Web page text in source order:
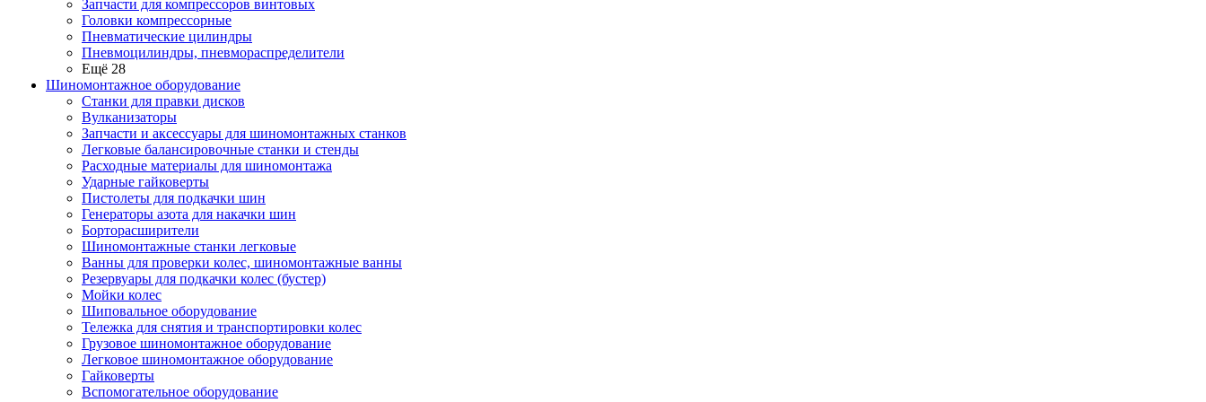
Запчасти для компрессоров винтовых
Головки компрессорные
Пневматические цилиндры
Пневмоцилиндры, пневмораспределители
Ещё 28
Шиномонтажное оборудование
Станки для правки дисков
Вулканизаторы
Запчасти и аксессуары для шиномонтажных станков
Легковые балансировочные станки и стенды
Расходные материалы для шиномонтажа
Ударные гайковерты
Пистолеты для подкачки шин
Генераторы азота для накачки шин
Борторасширители
Шиномонтажные станки легковые
Ванны для проверки колес, шиномонтажные ванны
Резервуары для подкачки колес (бустер)
Мойки колес
Шиповальное оборудование
Тележка для снятия и транспортировки колес
Грузовое шиномонтажное оборудование
Легковое шиномонтажное оборудование
Гайковерты
Вспомогательное оборудование